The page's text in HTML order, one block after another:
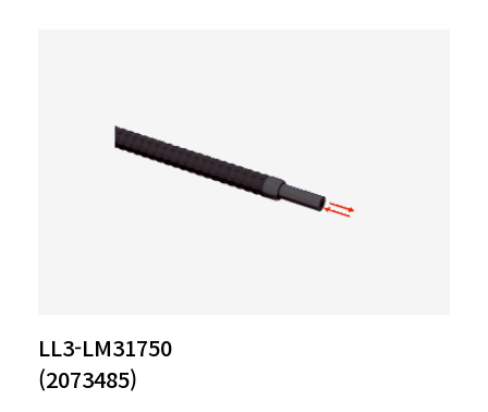
LL3-LM31750
(2073485)